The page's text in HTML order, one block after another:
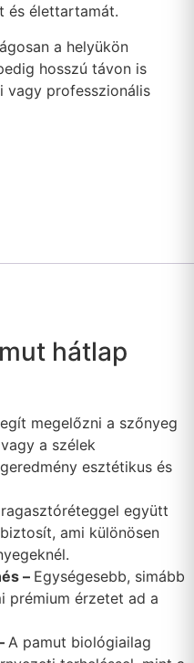
és élettartamát.
a helyükön
hosszú távon is
vagy professzionális
hátlap
megelőzni a szőnyeg
a szélek
esztétikus és
együtt
ami különösen
– Egységesebb, simább
prémium érzetet ad a
A pamut biológiailag